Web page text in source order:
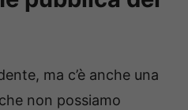
ma c’è anche una
non possiamo